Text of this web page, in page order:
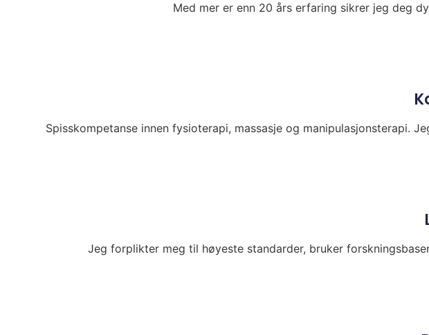
Med mer er enn 20 års erfaring sikrer jeg deg
Spisskompetanse innen fysioterapi, massasje og manipulasjonsterapi.
Jeg forplikter meg til høyeste standarder, bruker